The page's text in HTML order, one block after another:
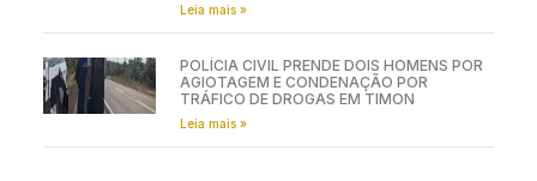
Leia mais »
POLÍCIA CIVIL PRENDE DOIS HOMENS POR
AGIOTAGEM E CONDENAÇÃO POR
TRÁFICO DE DROGAS EM TIMON
Leia mais »